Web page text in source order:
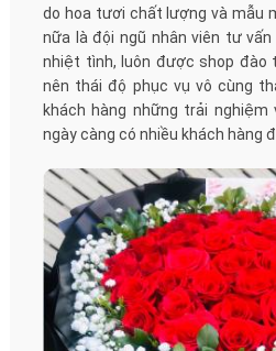
do hoa tươi chất lượng và mẫu
nữa là đội ngũ nhân viên tư
nhiệt tình, luôn được shop đào
nên thái độ phục vụ vô cùng
khách hàng những trải nghiệm
ngày càng có nhiều khách hàng